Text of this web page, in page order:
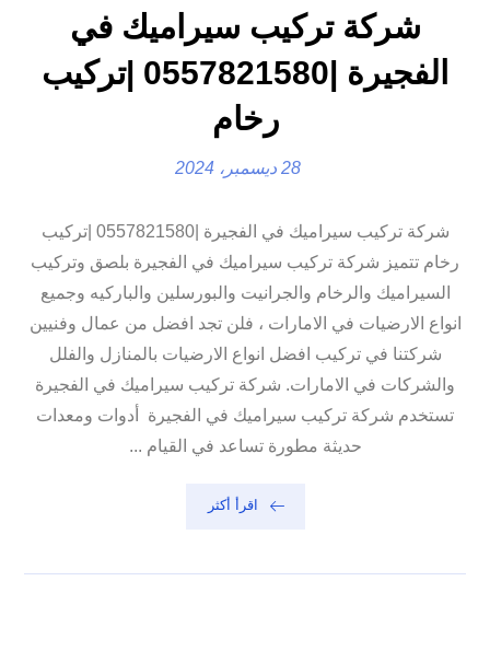
شركة تركيب سيراميك في
الفجيرة |0557821580 |تركيب
رخام
28 ديسمبر، 2024
شركة تركيب سيراميك في الفجيرة |0557821580 |تركيب
رخام تتميز شركة تركيب سيراميك في الفجيرة بلصق وتركيب
السيراميك والرخام والجرانيت والبورسلين والباركيه وجميع
انواع الارضيات في الامارات ، فلن تجد افضل من عمال وفنيين
شركتنا في تركيب افضل انواع الارضيات بالمنازل والفلل
والشركات في الامارات. شركة تركيب سيراميك في الفجيرة
تستخدم شركة تركيب سيراميك في الفجيرة أدوات ومعدات
حديثة مطورة تساعد في القيام ...
اقرأ أكثر